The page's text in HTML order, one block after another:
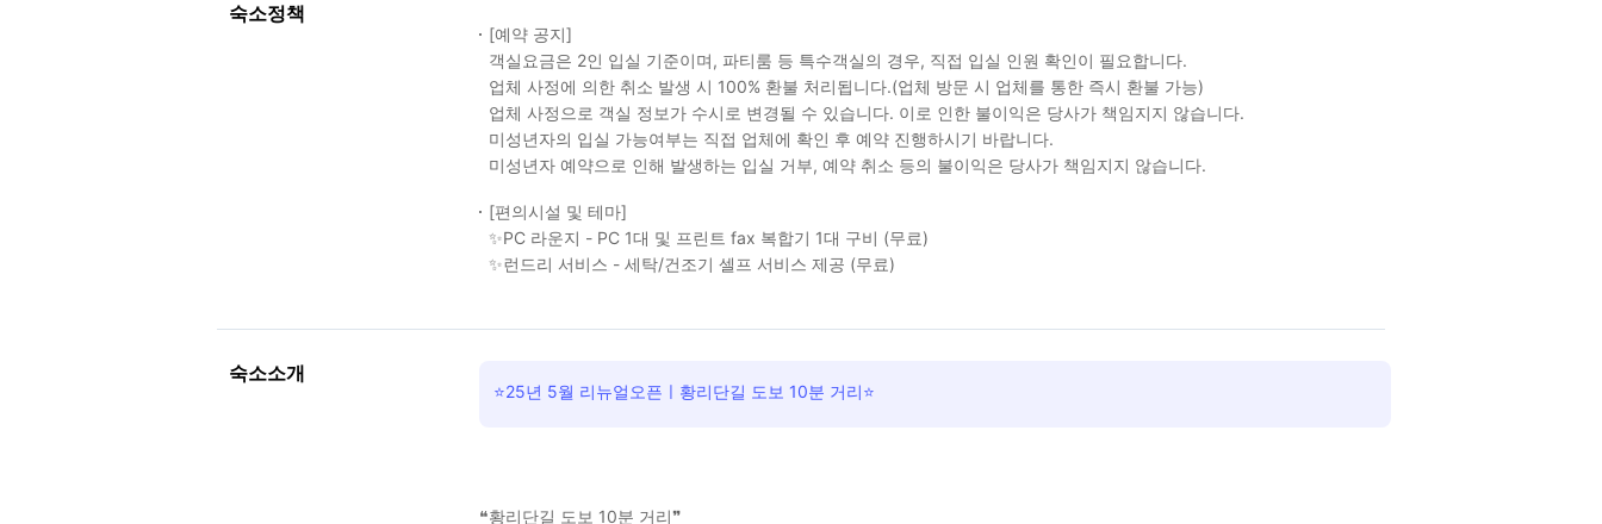
숙소정책
[예약 공지]
객실요금은 2인 입실 기준이며, 파티룸 등 특수객실의 경우, 직접 입실 인원 확인이 필요합니다.
업체 사정에 의한 취소 발생 시 100% 환불 처리됩니다.(업체 방문 시 업체를 통한 즉시 환불 가능)
업체 사정으로 객실 정보가 수시로 변경될 수 있습니다. 이로 인한 불이익은 당사가 책임지지 않습니다.
미성년자의 입실 가능여부는 직접 업체에 확인 후 예약 진행하시기 바랍니다.
미성년자 예약으로 인해 발생하는 입실 거부, 예약 취소 등의 불이익은 당사가 책임지지 않습니다.
[편의시설 및 테마]
✨PC 라운지 - PC 1대 및 프린트 fax 복합기 1대 구비 (무료)
✨런드리 서비스 - 세탁/건조기 셀프 서비스 제공 (무료)
숙소소개
⭐25년 5월 리뉴얼오픈ㅣ황리단길 도보 10분 거리⭐
❝황리단길 도보 10분 거리❞